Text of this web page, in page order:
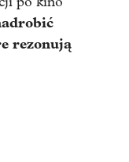
rezonują